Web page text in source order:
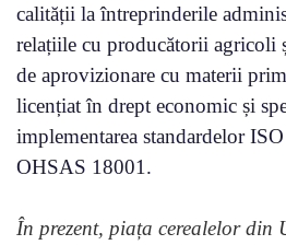
calității la întreprinderile
relațiile cu producătorii agricoli
de aprovizionare cu materii
licențiat în drept economic și
implementarea standardelor
OHSAS 18001.
În prezent, piața cerealelor din